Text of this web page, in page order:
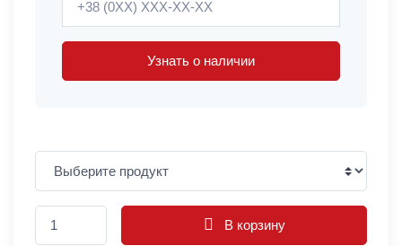
Узнать о наличии
В корзину